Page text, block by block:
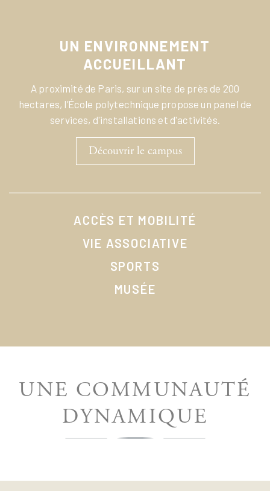
UN ENVIRONNEMENT
ACCUEILLANT
A proximité de Paris, sur un site de près de 200
hectares, l’École polytechnique propose un panel de
services, d'installations et d'activités.
Découvrir le campus
ACCÈS ET MOBILITÉ
VIE ASSOCIATIVE
SPORTS
MUSÉE
UNE COMMUNAUTÉ
DYNAMIQUE